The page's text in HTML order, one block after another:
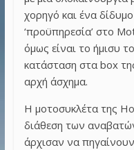
χορηγό και ένα
‘προϋπηρεσία’ στο
όμως είναι το ήμισυ
κατάσταση στα box
αρχή άσχημα.
Η μοτοσυκλέτα της
διάθεση των
άρχισαν να